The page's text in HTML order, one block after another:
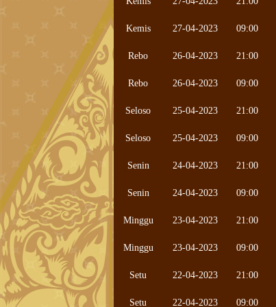
Kemis 27-04-2023 09:00
Rebo 26-04-2023 21:00
Rebo 26-04-2023 09:00
Seloso 25-04-2023 21:00
Seloso 25-04-2023 09:00
Senin 24-04-2023 21:00
Senin 24-04-2023 09:00
Minggu 23-04-2023 21:00
Minggu 23-04-2023 09:00
Setu 22-04-2023 21:00
Setu 22-04-2023 09:00